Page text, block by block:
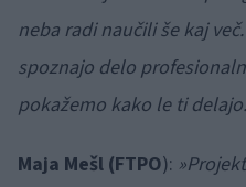
neba radi naučili še kaj
spoznajo delo
pokažemo kako le ti
Maja Mešl (FTPO):